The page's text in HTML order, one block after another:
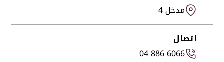
مدخل 4
اتصال
04 886 6066